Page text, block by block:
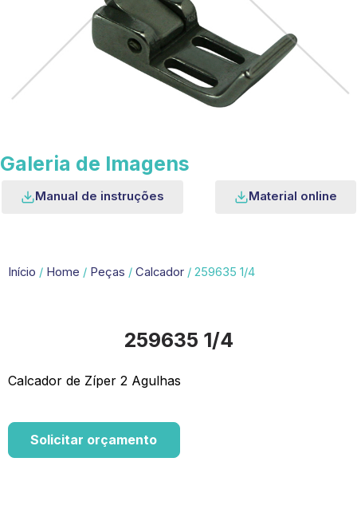
Galeria de Imagens
Manual de instruções Material online
Início / Home / Peças / Calcador / 259635 1/4
259635 1/4
Calcador de Zíper 2 Agulhas
Solicitar orçamento